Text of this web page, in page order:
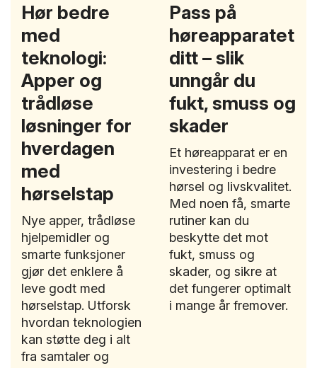
Hør bedre
med
teknologi:
Apper og
trådløse
løsninger for
hverdagen
med
hørselstap
Nye apper, trådløse
hjelpemidler og
smarte funksjoner
gjør det enklere å
leve godt med
hørselstap. Utforsk
hvordan teknologien
kan støtte deg i alt
fra samtaler og
Pass på
høreapparatet
ditt – slik
unngår du
fukt, smuss og
skader
Et høreapparat er en
investering i bedre
hørsel og livskvalitet.
Med noen få, smarte
rutiner kan du
beskytte det mot
fukt, smuss og
skader, og sikre at
det fungerer optimalt
i mange år fremover.